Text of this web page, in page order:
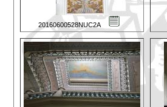
20160600528NUC2A